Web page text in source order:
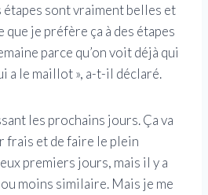
étapes sont vraiment belles et
que je préfère ça à des étapes
parce qu’on voit déjà qui
a le maillot », a-t-il déclaré.
les prochains jours. Ça va
frais et de faire le plein
premiers jours, mais il y a
ou moins similaire. Mais je me